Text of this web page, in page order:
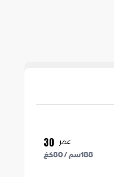
عمر 30
188سم /80كغ